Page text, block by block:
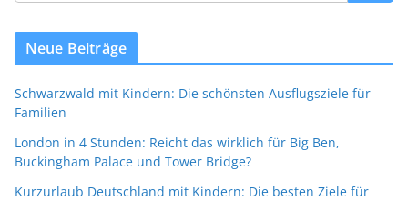
Neue Beiträge
Schwarzwald mit Kindern: Die schönsten Ausflugsziele für
Familien
London in 4 Stunden: Reicht das wirklich für Big Ben,
Buckingham Palace und Tower Bridge?
Kurzurlaub Deutschland mit Kindern: Die besten Ziele für